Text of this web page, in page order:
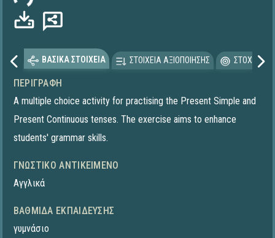
ΒΑΣΙΚΑ ΣΤΟΙΧΕΙΑ ΣΤΟΙΧΕΙΑ ΑΞΙΟΠΟΙΗΣΗΣ
ΠΕΡΙΓΡΑΦΉ
A multiple choice activity for practising the Present Simple and
Present Continuous tenses. The exercise aims to enhance
students' grammar skills.
ΓΝΩΣΤΙΚΌ ΑΝΤΙΚΕΊΜΕΝΟ
Αγγλικά
ΒΑΘΜΊΔΑ ΕΚΠΑΊΔΕΥΣΗΣ
γυμνάσιο